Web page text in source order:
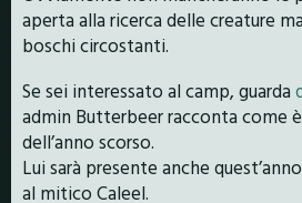
aperta alla ricerca delle creature
boschi circostanti.
Se sei interessato al camp, guarda
admin Butterbeer racconta come
dell’anno scorso.
Lui sarà presente anche
al mitico Caleel.